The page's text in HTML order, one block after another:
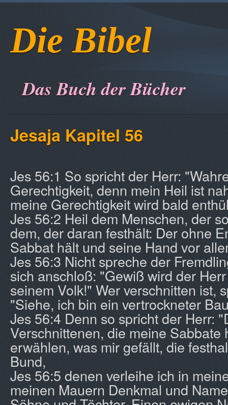
Die Bibel
Das Buch der Bücher
Jesaja Kapitel 56
Jes 56:1 So spricht der Herr:
Gerechtigkeit, denn mein Heil ist
meine Gerechtigkeit wird bald
Jes 56:2 Heil dem Menschen, der
dem, der daran festhält: Der ohne
Sabbat hält und seine Hand vor
Jes 56:3 Nicht spreche der
sich anschloß: "Gewiß wird der
seinem Volk!" Wer verschnitten ist,
"Siehe, ich bin ein vertrockneter
Jes 56:4 Denn so spricht der Herr:
Verschnittenen, die meine Sabbate
erwählen, was mir gefällt, die
Bund,
Jes 56:5 denen verleihe ich in
meinen Mauern Denkmal und